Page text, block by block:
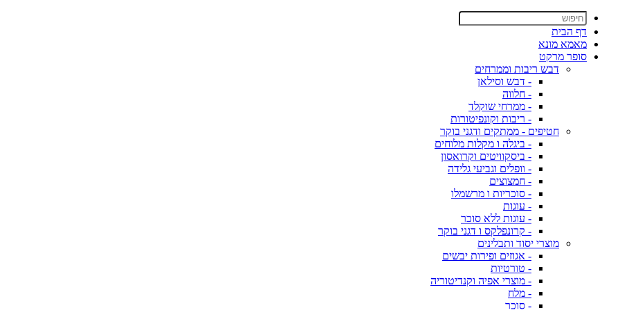
דף הבית
מאמא מונא
סופר מרקט
דבש ריבות וממרחים
- דבש וסילאן
- חלווה
- ממרחי שוקלד
- ריבות וקונפיטורות
חטיפים - ממתקים ודגני בוקר
- ביגלה ו מקלות מלוחים
- ביסקוויטים וקרואסון
- וופלים וגביעי גלידה
- חמצוצים
- סוכריות ו מרשמלו
- עוגות
- עוגות ללא סוכר
- קרונפלקס ו דגני בוקר
מוצרי יסוד ותבלינים
- אגוזים ופירות יבשים
- טורטיות
- מוצרי אפיה וקנדיטוריה
- מלח
- סוכר